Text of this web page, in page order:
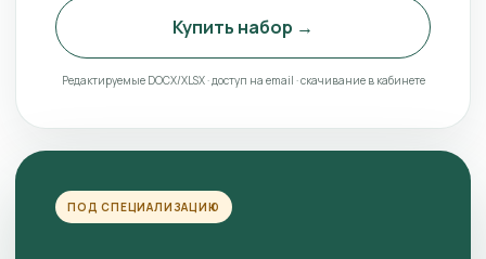
Купить набор →
Редактируемые DOCX/XLSX · доступ на email · скачивание в кабинете
ПОД СПЕЦИАЛИЗАЦИЮ